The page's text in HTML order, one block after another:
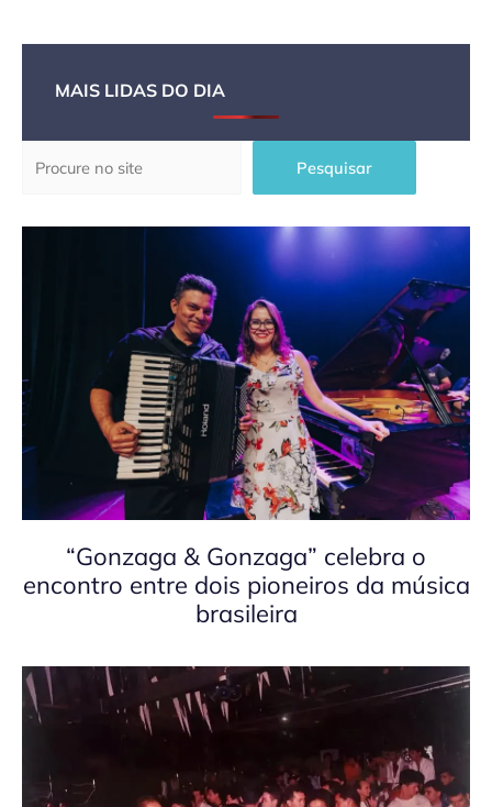
MAIS LIDAS DO DIA
Pesquisar
“Gonzaga & Gonzaga” celebra o
encontro entre dois pioneiros da música
brasileira